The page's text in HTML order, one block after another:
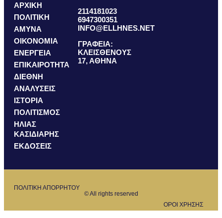
ΑΡΧΙΚΗ
ΠΟΛΙΤΙΚΗ
ΑΜΥΝΑ
ΟΙΚΟΝΟΜΙΑ
ΕΝΕΡΓΕΙΑ
ΕΠΙΚΑΙΡΟΤΗΤΑ
ΔΙΕΘΝΗ
ΑΝΑΛΥΣΕΙΣ
ΙΣΤΟΡΙΑ
ΠΟΛΙΤΙΣΜΟΣ
ΗΛΙΑΣ
ΚΑΣΙΔΙΑΡΗΣ
ΕΚΔΟΣΕΙΣ
2114181023
6947300351
INFO@ELLHNES.NET
ΓΡΑΦΕΙΑ:
ΚΛΕΙΣΘΕΝΟΥΣ
17, ΑΘΗΝΑ
ΠΟΛΙΤΙΚΗ ΑΠΟΡΡΗΤΟΥ
© All rights reserved
ΟΡΟΙ ΧΡΗΣΗΣ